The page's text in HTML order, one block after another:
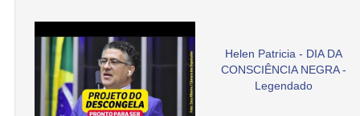
Helen Patricia - DIA DA
CONSCIÊNCIA NEGRA -
Legendado